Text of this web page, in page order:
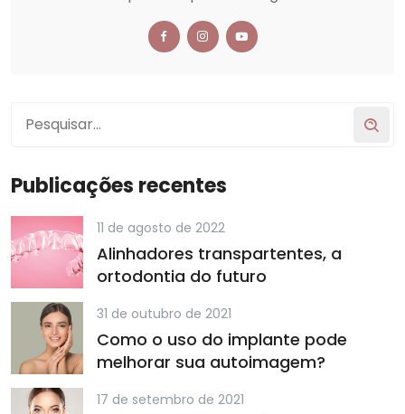
Publicações recentes
11 de agosto de 2022
Alinhadores transpartentes, a
ortodontia do futuro
31 de outubro de 2021
Como o uso do implante pode
melhorar sua autoimagem?
17 de setembro de 2021